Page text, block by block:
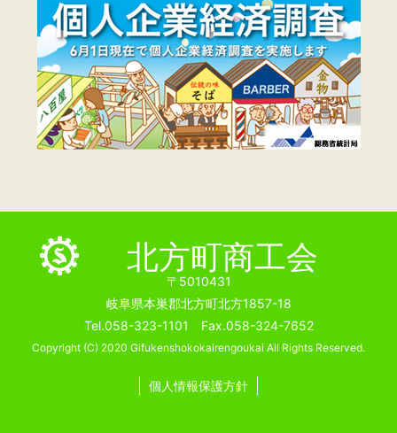
北方町商工会
〒5010431
岐阜県本巣郡北方町北方1857-18
Tel.058-323-1101 Fax.058-324-7652
Copyright (C) 2020 Gifukenshokokairengoukai All Rights Reserved.
個人情報保護方針